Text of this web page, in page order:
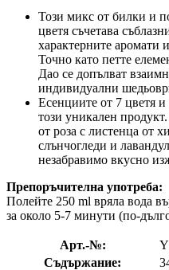
Този микс от билки и
цветя съчетава
характерните аромати
Точно като петте
Дао се допълват
индивидуални
Есенциите от 7 цветя
този уникален
от роза с листенца от
слънчогледи и
незабравимо вкусно
Препоръчителна употреба:
Полейте 250 ml вряла вода
за около 5-7 минути (по-
Арт.-№:
Съдържание: